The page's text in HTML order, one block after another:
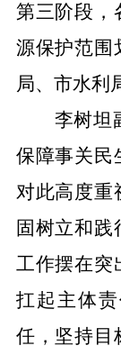
第三阶段，
源保护范围
局、市水利
李树坦
保障事关民
对此高度重
固树立和践
工作摆在突
扛起主体
任，坚持目